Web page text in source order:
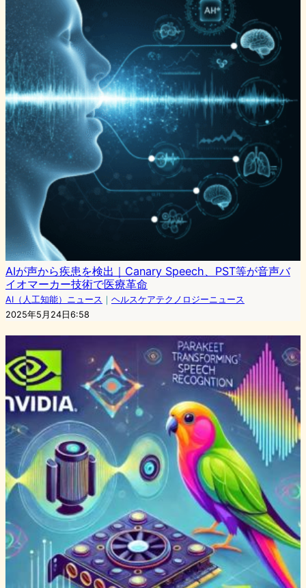
AIが声から疾患を検出｜Canary Speech、PST等が音声バ
イオマーカー技術で医療革命
AI（人工知能）ニュース ｜ ヘルスケアテクノロジーニュース
2025年5月24日6:58